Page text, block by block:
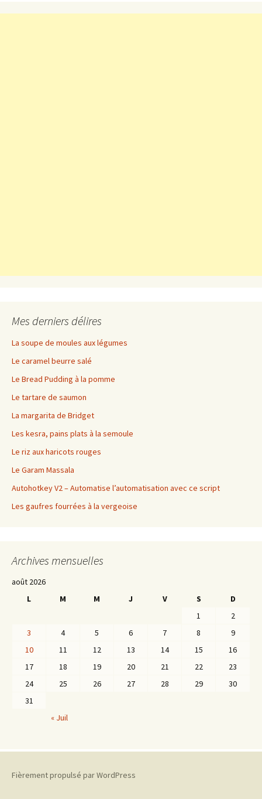
Mes derniers délires
La soupe de moules aux légumes
Le caramel beurre salé
Le Bread Pudding à la pomme
Le tartare de saumon
La margarita de Bridget
Les kesra, pains plats à la semoule
Le riz aux haricots rouges
Le Garam Massala
Autohotkey V2 – Automatise l’automatisation avec ce script
Les gaufres fourrées à la vergeoise
Archives mensuelles
août 2026
L
M M J V S
D
1
2
3
4 5 6 7 8
9
10
11 12 13 14 15
16
17
18 19 20 21 22
23
24
25 26 27 28 29
30
31
« Juil
Fièrement propulsé par WordPress